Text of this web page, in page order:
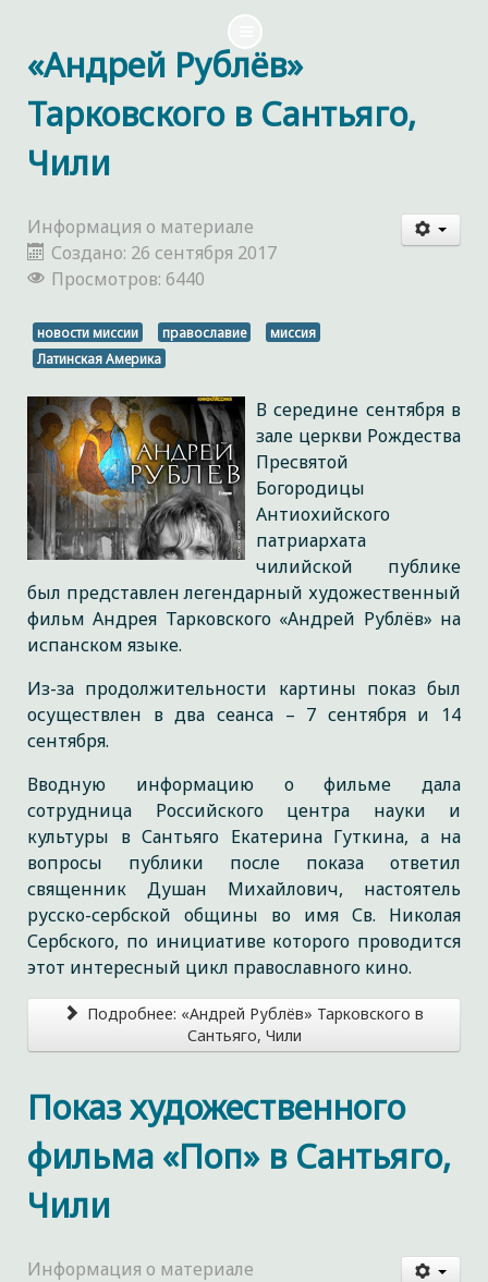
«Андрей Рублёв»
Тарковского в Сантьяго,
Чили
Информация о материале
Создано: 26 сентября 2017
Просмотров: 6440
новости миссии православие
миссия
Латинская Америка
В середине сентября в
зале церкви Рождества
Пресвятой
Богородицы
Антиохийского
патриархата
чилийской публике
был представлен легендарный художественный
фильм Андрея Тарковского «Андрей Рублёв» на
испанском языке.
Из-за продолжительности картины показ был
осуществлен в два сеанса – 7 сентября и 14
сентября.
Вводную информацию о фильме дала
сотрудница Российского центра науки и
культуры в Сантьяго Екатерина Гуткина, а на
вопросы публики после показа ответил
священник Душан Михайлович, настоятель
русско-сербской общины во имя Св. Николая
Сербского, по инициативе которого проводится
этот интересный цикл православного кино.
Подробнее: «Андрей Рублёв» Тарковского в
Сантьяго, Чили
Показ художественного
фильма «Поп» в Сантьяго,
Чили
Информация о материале